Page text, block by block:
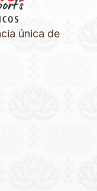
única de